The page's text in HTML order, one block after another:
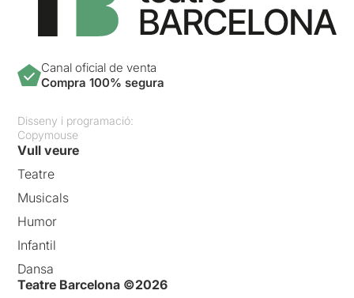
Canal oficial de venta
Compra 100% segura
Disseny i programació:
Copymouse
Vull veure
Teatre
Musicals
Humor
Infantil
Dansa
Teatre Barcelona ©2026